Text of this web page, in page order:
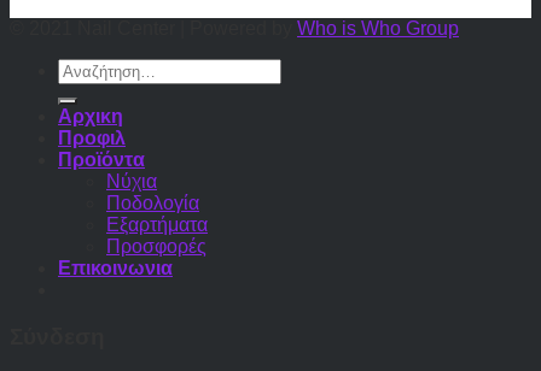
Who is Who Group
Αναζήτηση
για:
Αρχικη
Προφιλ
Προϊόντα
Νύχια
Ποδολογία
Εξαρτήματα
Προσφορές
Επικοινωνια